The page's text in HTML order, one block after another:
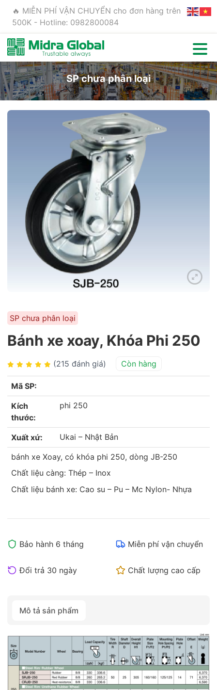
🔥 MIỄN PHÍ VẬN CHUYỂN cho đơn hàng trên
500K - Hotline: 0982800084
SP chưa phân loại
SP chưa phân loại
Bánh xe xoay, Khóa Phi 250
(215 đánh giá) Còn hàng
Mã SP:
Kích
thước:
phi 250
Xuất xứ: Ukai – Nhật Bản
bánh xe Xoay, có khóa phi 250, dòng JB-250
Chất liệu càng: Thép – Inox
Chất liệu bánh xe: Cao su – Pu – Mc Nylon- Nhựa
Bảo hành 6 tháng Miễn phí vận chuyển
Đổi trả 30 ngày Chất lượng cao cấp
Mô tả sản phẩm